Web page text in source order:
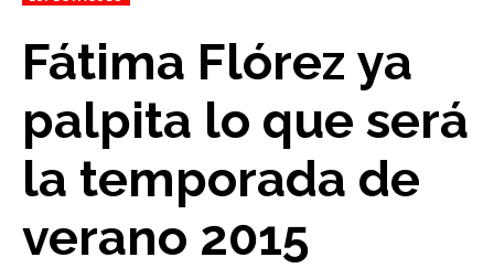
Fátima Flórez ya
palpita lo que será
la temporada de
verano 2015